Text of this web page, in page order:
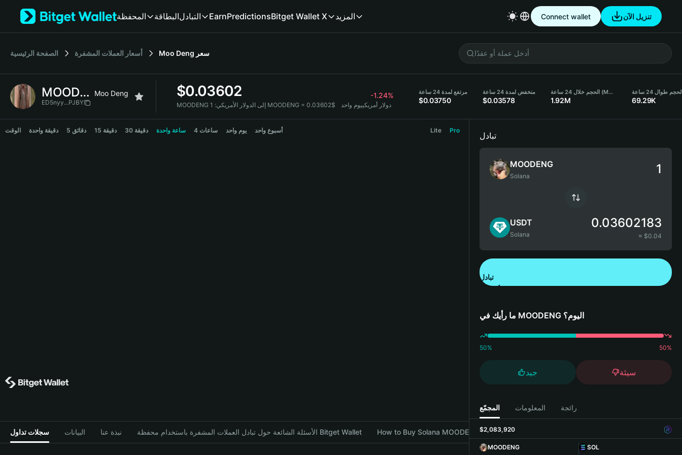
Tiếng Việt
Español (Latinoamérica)
Français
Deutsch
繁體中文
المحفظة البطاقةالتبادل EarnPredictionsBitget Wallet X المزيد Connect wallet تنزيل الآن
الصفحة الرئيسية أسعار العملات المشفرة Moo Deng سعر
MOODENG Moo Deng
ED5nyy...PJBY
$0.03602 -1.24%
MOODENG إلى الدولار الأمريكي: 1 MOODENG = 0.03602$ دولار أمريكييوم واحد
مرتفع لمدة 24 ساعة
$0.03750
منخفض لمدة 24 ساعة
$0.03578
الحجم خلال 24 ساعة (MOODENG)
1.92M
طوال 24 ساعة
69.29K
MOODENG Price Chart
الوقت دقيقة واحدة 5 دقائق 15 دقيقة 30 دقيقة ساعة واحدة 4 ساعات يوم واحد أسبوع واحد Lite Pro
سجلات تداول البيانات نبذة عنا الأسئلة الشائعة حول تبادل العملات المشفرة باستخدام محفظة Bitget Wallet How to Buy Solana MOODENG with Bitget Wallet
تبادل
MOODENG
Solana
USDT
Solana
0.03602183
≈ $0.04
تبادل
ما رأيك في MOODENG اليوم؟
50% 50%
جيد سيئة
المجمّع المعلومات رائجة
$2,083,920
MOODENG
SOL